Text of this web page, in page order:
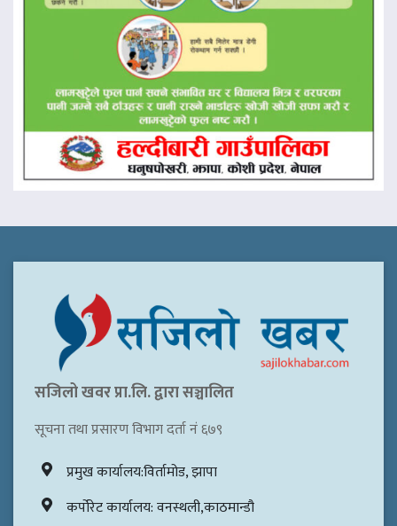
सजिलो खवर प्रा.लि. द्वारा सञ्चालित
सूचना तथा प्रसारण विभाग दर्ता नं ६७९
प्रमुख कार्यालय:विर्तामोड, झापा
कर्पोरेट कार्यालय: वनस्थली,काठमान्डौ